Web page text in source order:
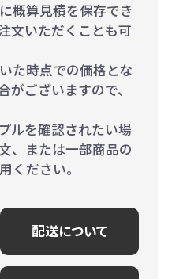
概算見積を保存でき
文いただくことも可
た時点での価格とな
がございますので、
ルを確認されたい場
、または一部商品の
ください。
配送について